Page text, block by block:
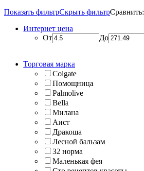
Показать фильтрСкрыть фильтрСравнить:
Интернет цена
От
До
Торговая марка
Colgate
Помощница
Palmolive
Bella
Милана
Аист
Дракоша
Лесной бальзам
32 норма
Маленькая фея